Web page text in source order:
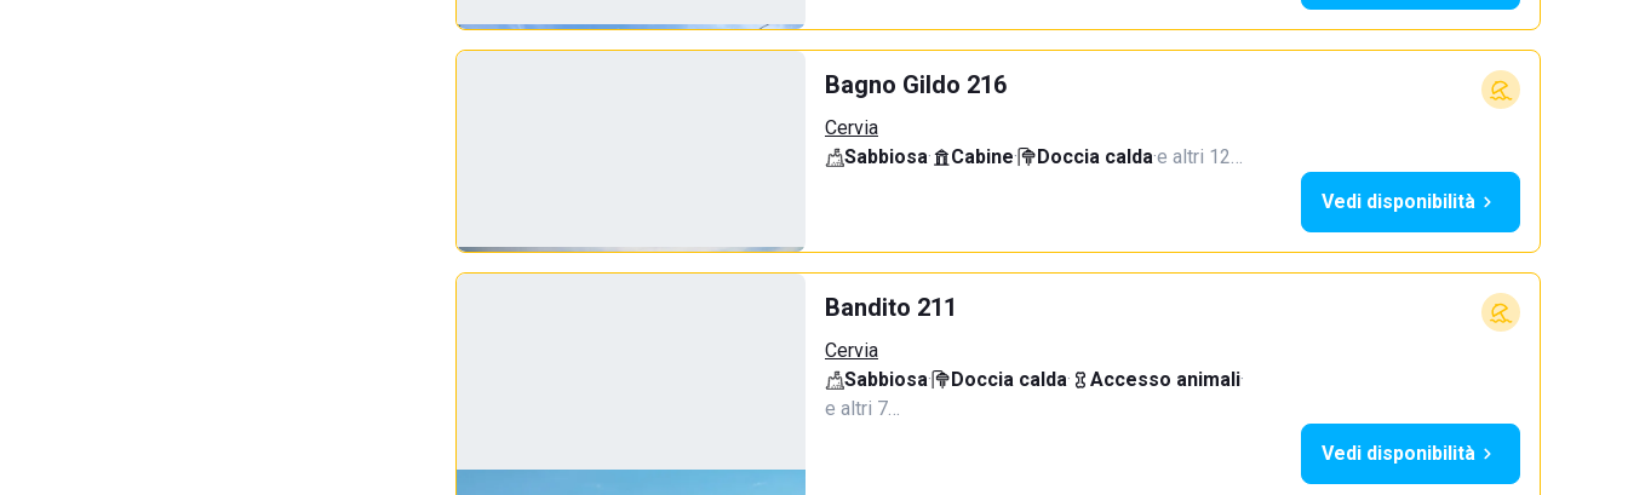
Bagno Gildo 216
Cervia
Sabbiosa· Cabine· Doccia calda·e altri 12…
Vedi disponibilità
Bandito 211
Cervia
Sabbiosa· Doccia calda· Accesso animali·
e altri 7…
Vedi disponibilità